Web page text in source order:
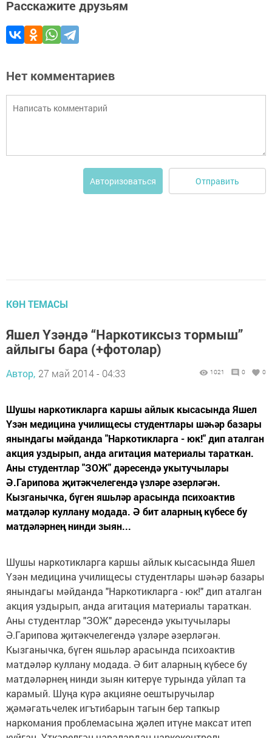
Расскажите друзьям
Нет комментариев
Авторизоваться Отправить
КӨН ТЕМАСЫ
Яшел Үзәндә “Наркотиксыз тормыш”
айлыгы бара (+фотолар)
Автор, 27 май 2014 - 04:33 1021 0 0
Шушы наркотикларга каршы айлык кысасында Яшел
Үзән медицина училищесы студентлары шәһәр базары
янындагы мәйданда "Наркотикларга - юк!" дип аталган
акция уздырып, анда агитация материалы тараткан.
Аны студентлар "ЗОЖ" дәресендә укытучылары
Ә.Гарипова җитәкчелегендә үзләре әзерләгән.
Кызганычка, бүген яшьләр арасында психоактив
матдәләр куллану модада. Ә бит аларның күбесе бу
матдәләрнең нинди зыян...
Шушы наркотикларга каршы айлык кысасында Яшел
Үзән медицина училищесы студентлары шәһәр базары
янындагы мәйданда "Наркотикларга - юк!" дип аталган
акция уздырып, анда агитация материалы тараткан.
Аны студентлар "ЗОЖ" дәресендә укытучылары
Ә.Гарипова җитәкчелегендә үзләре әзерләгән.
Кызганычка, бүген яшьләр арасында психоактив
матдәләр куллану модада. Ә бит аларның күбесе бу
матдәләрнең нинди зыян китерүе турында уйлап та
карамый. Шуңа күрә акцияне оештыручылар
җәмәгатьчелек игътибарын тагын бер тапкыр
наркомания проблемасына җәлеп итүне максат итеп